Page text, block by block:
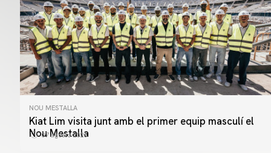
NOU MESTALLA
Kiat Lim visita junt amb el primer equip masculí el
Nou Mestalla
07 agosto 2026